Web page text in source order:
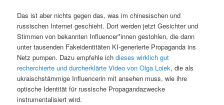
Das ist aber nichts gegen das, was im chinesischen und
russischen Internet geschieht. Dort werden jetzt Gesichter und
Stimmen von bekannten Influencer*innen gestohlen, die dann
unter tausenden Fakeidentitäten KI-generierte Propaganda ins
Netz pumpen. Dazu empfehle ichdieses wirklich gut
recherchierte und durcherklärte Video von Olga Loiek, die als
ukraischstämmige Influencerin mit ansehen muss, wie ihre
optische Identität für russische Propagandazwecke
instrumentalisiert wird.